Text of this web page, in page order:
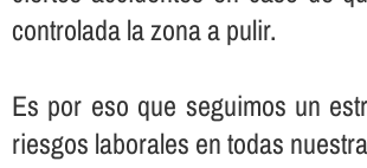
controlada la zona a pulir.
Es por eso que seguimos un
riesgos laborales en todas